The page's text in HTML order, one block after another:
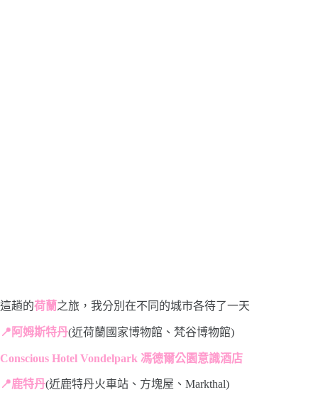
這趟的荷蘭之旅，我分別在不同的城市各待了一天
📍阿姆斯特丹(近荷蘭國家博物館、梵谷博物館)
Conscious Hotel Vondelpark 馮德爾公園意識酒店
📍鹿特丹(近鹿特丹火車站、方塊屋、Markthal)